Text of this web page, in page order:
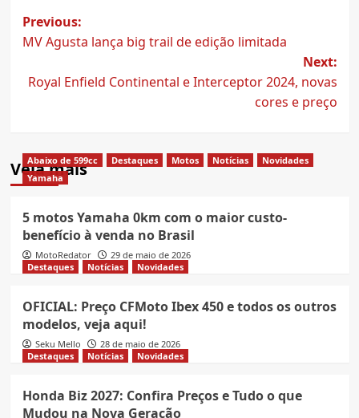
Post
navigation
Previous:
MV Agusta lança big trail de edição limitada
Next:
Royal Enfield Continental e Interceptor 2024, novas
cores e preço
Veja mais
Abaixo de 599cc Destaques Motos Notícias
Novidades
Yamaha
5 motos Yamaha 0km com o maior custo-
benefício à venda no Brasil
MotoRedator
29 de maio de 2026
Destaques
Notícias Novidades
OFICIAL: Preço CFMoto Ibex 450 e todos os outros
modelos, veja aqui!
Seku Mello
28 de maio de 2026
Destaques
Notícias Novidades
Honda Biz 2027: Confira Preços e Tudo o que
Mudou na Nova Geração